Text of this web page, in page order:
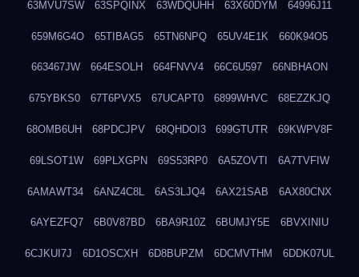
63MVU7SW 63SPQINX 63WDQUHH 63X60DYM 64996J11
659M6G4O 65TIBAG5 65TN6NPQ 65UV4E1K 660K94O5
663467JW 664ESOLH 664FNVV4 66C6U597 66NBHAON
675YBKS0 67T6PVX5 67UCAPT0 6899WHVC 68EZZKJQ
68OMB6UH 68PDCJPV 68QHDOI3 699GTUTR 69KWPV8F
69LSOT1W 69PLXGPN 69S53RP0 6A5ZOVTI 6A7TVFIW
6AMAWT34 6ANZ4C8L 6AS3LJQ4 6AX21SAB 6AX80CNX
6AYEZFQ7 6B0V87BD 6BA9R10Z 6BUMJY5E 6BVXINIU
6CJKUI7J 6D1OSCXH 6D8BUPZM 6DCMVTHM 6DDK07UL